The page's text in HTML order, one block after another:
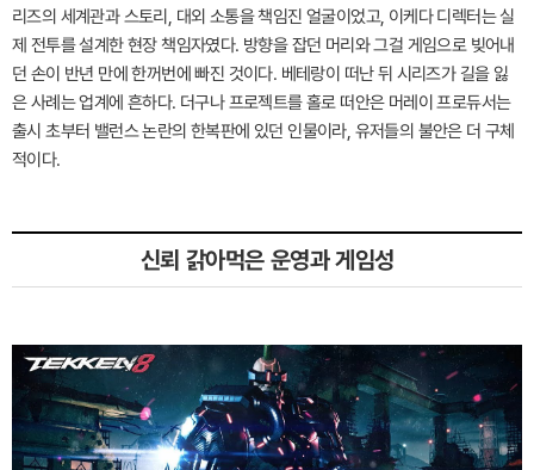
리즈의 세계관과 스토리, 대외 소통을 책임진 얼굴이었고, 이케다 디렉터는 실
제 전투를 설계한 현장 책임자였다. 방향을 잡던 머리와 그걸 게임으로 빚어내
던 손이 반년 만에 한꺼번에 빠진 것이다. 베테랑이 떠난 뒤 시리즈가 길을 잃
은 사례는 업계에 흔하다. 더구나 프로젝트를 홀로 떠안은 머레이 프로듀서는
출시 초부터 밸런스 논란의 한복판에 있던 인물이라, 유저들의 불안은 더 구체
적이다.
신뢰 갉아먹은 운영과 게임성